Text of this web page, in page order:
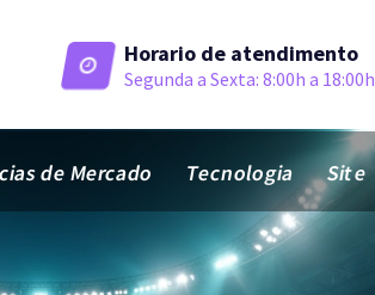
Horario de atendimento
Segunda a Sexta: 8:00h a 18:00h
de Mercado Tecnologia Site